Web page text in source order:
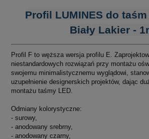
Profil LUMINES do
Biały Lakier -
Profil F to węższa wersja profilu E.
niestandardowych rozwiązań przy montażu
swojemu minimalistycznemu wyglądowi,
uzupełnienie designerskich projektów, dając
montażu taśmy LED.
Odmiany kolorystyczne:
- surowy,
- anodowany srebrny,
- anodowany czarny,